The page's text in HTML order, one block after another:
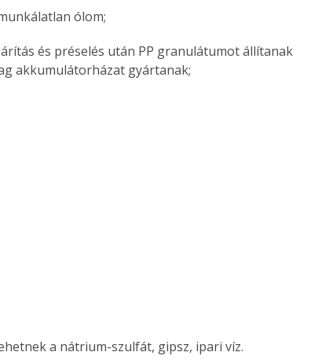
ólom;
és préselés után PP granulátumot állítanak
akkumulátorházat gyártanak;
a nátrium-szulfát, gipsz, ipari víz.